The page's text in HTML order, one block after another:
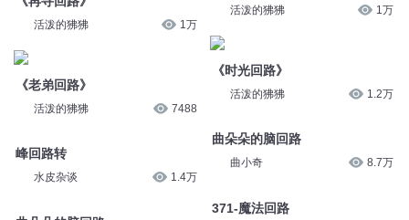
活泼的狒狒 1万
《老弟回路》
活泼的狒狒 7488
峰回路转
水皮杂谈 1.4万
活泼的狒狒 1万
《时光回路》
活泼的狒狒 1.2万
曲朵朵的脑回路
曲小奇 8.7万
371-魔法回路